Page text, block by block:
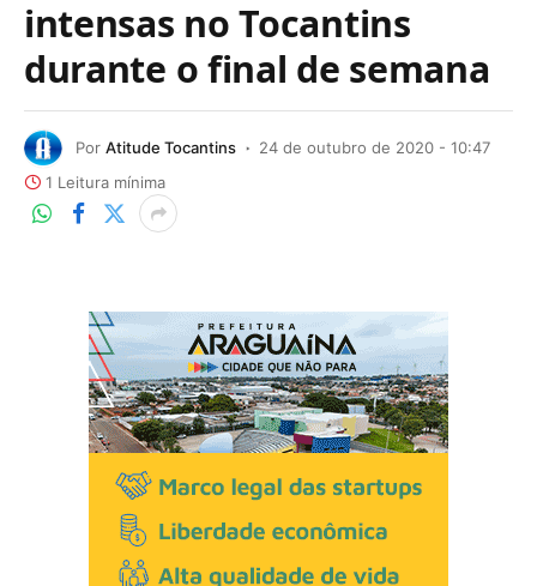
intensas no Tocantins
durante o final de semana
Por Atitude Tocantins
24 de outubro de 2020 - 10:47
1 Leitura mínima